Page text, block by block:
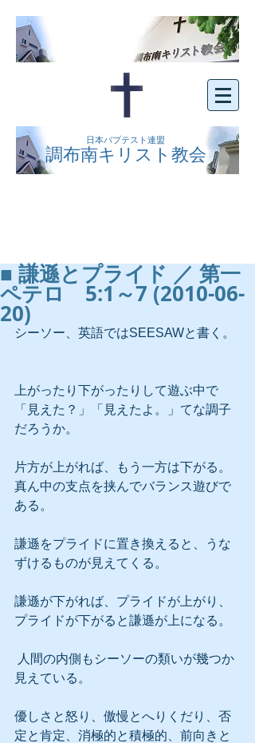
日本バプテスト連盟
調布南キリスト教会
■ 謙遜とプライド ／ 第一
ペテロ 5:1～7 (2010-06-
20)
シーソー、英語ではSEESAWと書く。
上がったり下がったりして遊ぶ中で
「見えた？」「見えたよ。」てな調子
だろうか。
片方が上がれば、もう一方は下がる。
真ん中の支点を挟んでバランス遊びで
ある。
謙遜をプライドに置き換えると、うな
ずけるものが見えてくる。
謙遜が下がれば、プライドが上がり、
プライドが下がると謙遜が上になる。
見えている。
優しさと怒り、傲慢とへりくだり、否
定と肯定、消極的と積極的、前向きと